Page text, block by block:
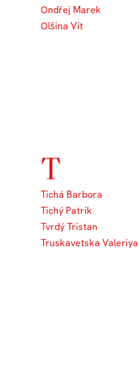
Ondřej Marek
Olšina Vít
T
Tichá Barbora
Tichý Patrik
Tvrdý Tristan
Truskavetska Valeriya